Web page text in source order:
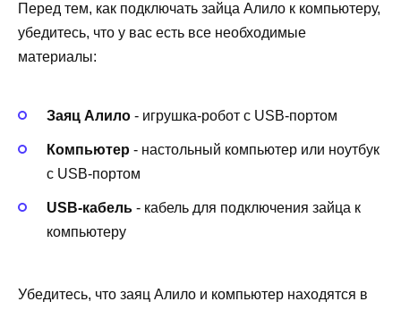
Перед тем, как подключать зайца Алило к компьютеру,
убедитесь, что у вас есть все необходимые
материалы:
Заяц Алило - игрушка-робот с USB-портом
Компьютер - настольный компьютер или ноутбук
с USB-портом
USB-кабель - кабель для подключения зайца к
компьютеру
Убедитесь, что заяц Алило и компьютер находятся в